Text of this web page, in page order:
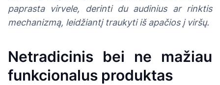
paprasta virvele, derinti du audinius ar rinktis
mechanizmą, leidžiantį traukyti iš apačios į viršų.
Netradicinis bei ne mažiau
funkcionalus produktas